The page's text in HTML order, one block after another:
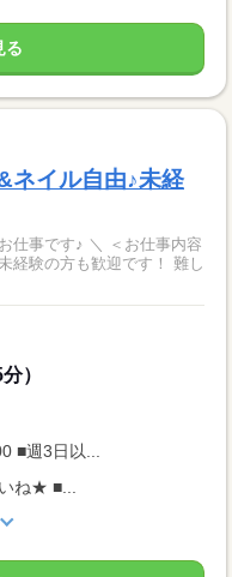
る
ネイル自由♪未経
＼ ＜お仕事内容
の方も歓迎です！ 難し
）
■週3日以...
ね★ ■...